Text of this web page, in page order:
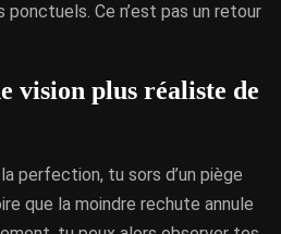
Ce n’est pas un retour
vision plus réaliste de
perfection, tu sors d’un piège
que la moindre rechute annule